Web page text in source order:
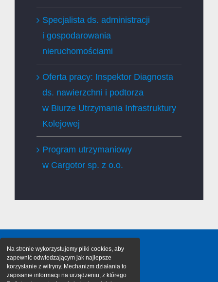
Specjalista ds. administracji
i gospodarowania
nieruchomościami
Oferta pracy: Inspektor Diagnosta
ds. nawierzchni i podtorza
w Biurze Utrzymania Infrastruktury
Kolejowej
Program utrzymaniowy
w Cargotor sp. z o.o.
Na stronie wykorzystujemy pliki cookies, aby
zapewnić odwiedzającym jak najlepsze
korzystanie z witryny. Mechanizm działania to
zapisanie informacji na urządzeniu, z którego